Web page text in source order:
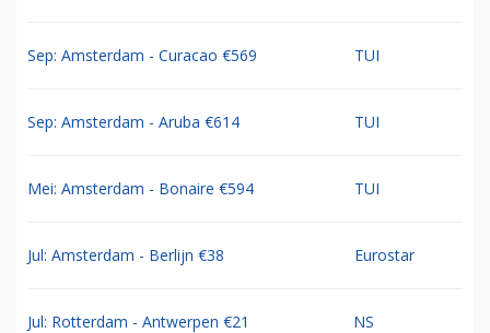
Sep: Amsterdam - Curacao €569 TUI
Sep: Amsterdam - Aruba €614 TUI
Mei: Amsterdam - Bonaire €594 TUI
Jul: Amsterdam - Berlijn €38 Eurostar
Jul: Rotterdam - Antwerpen €21 NS